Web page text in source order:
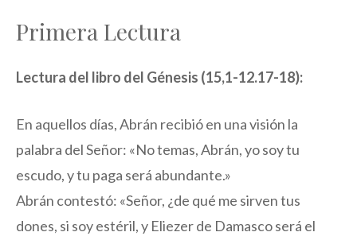
Primera Lectura
Lectura del libro del Génesis (15,1-12.17-18):
En aquellos días, Abrán recibió en una visión la
palabra del Señor: «No temas, Abrán, yo soy tu
escudo, y tu paga será abundante.»
Abrán contestó: «Señor, ¿de qué me sirven tus
dones, si soy estéril, y Eliezer de Damasco será el